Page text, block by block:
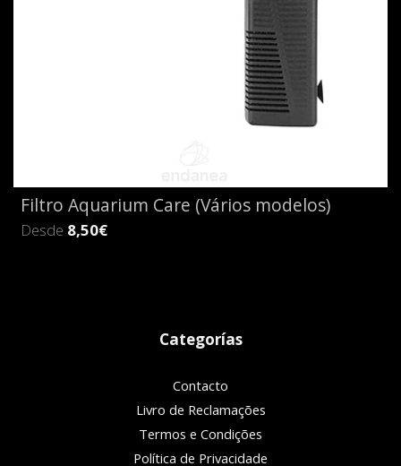
Filtro Aquarium Care (Vários modelos)
Desde 8,50€
Categorías
Contacto
Livro de Reclamações
Termos e Condições
Política de Privacidade